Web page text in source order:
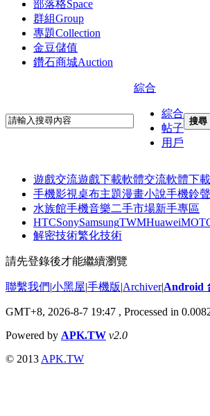
部落格Space
群組Group
專題Collection
金豆儲值
鑽石商城Auction
綜合
綜合
帖子
用戶
搜尋
遊戲交流遊戲下載軟體交流軟體下載
手機影視桌布主題漫畫小說手機鈴聲
水族館手機音樂二手市場新手專區
HTCSonySamsungTWMHuawei
解密技術繁化技術
請先登錄後才能繼續瀏覽
聯繫我們|小黑屋|手機版|Archiver|Android
GMT+8, 2026-8-7 19:47 , Processed in
Powered by APK.TW v2.0
© 2013 APK.TW